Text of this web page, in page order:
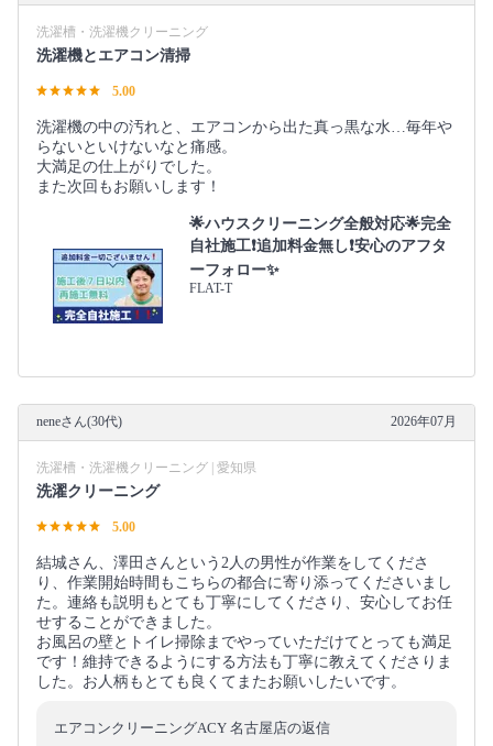
洗濯槽・洗濯機クリーニング
洗濯機とエアコン清掃
5.00
洗濯機の中の汚れと、エアコンから出た真っ黒な水…毎年や
らないといけないなと痛感。
大満足の仕上がりでした。
また次回もお願いします！
🌟ハウスクリーニング全般対応🌟完全
自社施工❗️追加料金無し❗️安心のアフタ
ーフォロー✨
FLAT-T
neneさん(30代) 2026年07月
洗濯槽・洗濯機クリーニング | 愛知県
洗濯クリーニング
5.00
結城さん、澤田さんという2人の男性が作業をしてくださ
り、作業開始時間もこちらの都合に寄り添ってくださいまし
た。連絡も説明もとても丁寧にしてくださり、安心してお任
せすることができました。
お風呂の壁とトイレ掃除までやっていただけてとっても満足
です！維持できるようにする方法も丁寧に教えてくださりま
した。お人柄もとても良くてまたお願いしたいです。
エアコンクリーニングACY 名古屋店の返信